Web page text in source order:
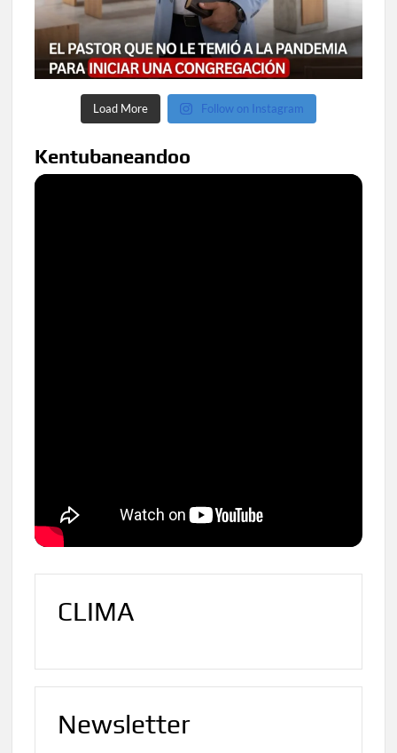
Load More Follow on Instagram
Kentubaneandoo
CLIMA
Newsletter